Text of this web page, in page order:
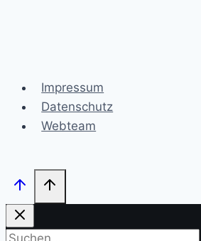
Impressum
Datenschutz
Webteam
Suchen